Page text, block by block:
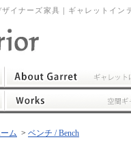
イナーズ家具｜ギャレットイン
ム > ベンチ / Bench